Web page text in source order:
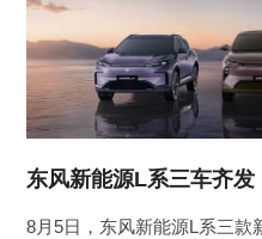
东风新能源L系三车齐
8月5日，东风新能源L系三